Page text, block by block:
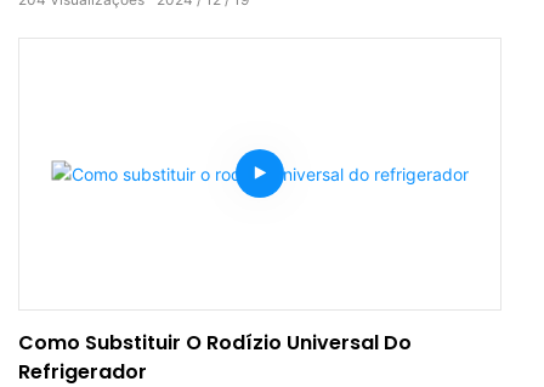
Como Substituir O Rodízio Universal Do
Refrigerador